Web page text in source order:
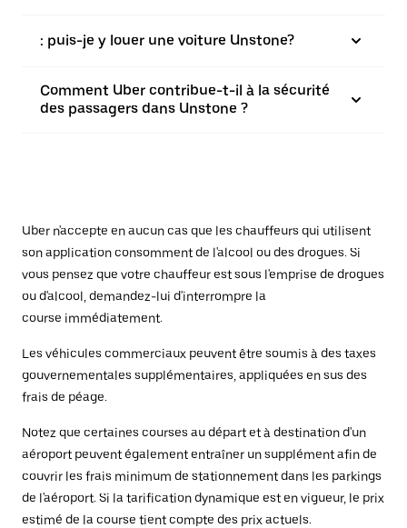
: puis-je y louer une voiture Unstone?
Comment Uber contribue-t-il à la sécurité
des passagers dans Unstone ?
Uber n'accepte en aucun cas que les chauffeurs qui utilisent
son application consomment de l'alcool ou des drogues. Si
vous pensez que votre chauffeur est sous l'emprise de drogues
ou d'alcool, demandez-lui d'interrompre la
course immédiatement.
Les véhicules commerciaux peuvent être soumis à des taxes
gouvernementales supplémentaires, appliquées en sus des
frais de péage.
Notez que certaines courses au départ et à destination d'un
aéroport peuvent également entraîner un supplément afin de
couvrir les frais minimum de stationnement dans les parkings
de l'aéroport. Si la tarification dynamique est en vigueur, le prix
estimé de la course tient compte des prix actuels.